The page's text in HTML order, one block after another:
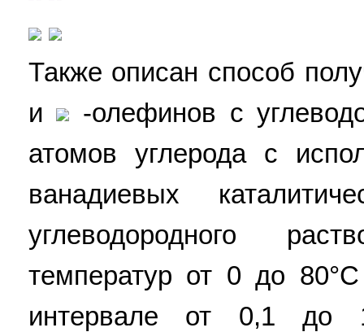
Также описан способ
и
-олефинов с
атомов углерода с
ванадиевых
углеводородного
температур от 0 до
интервале от 0,1 до